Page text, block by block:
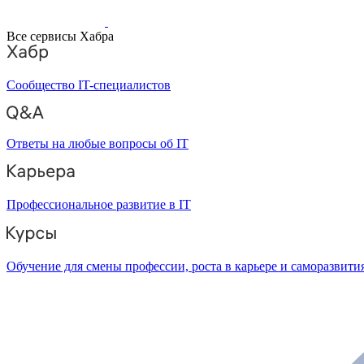
Все сервисы Хабра
Сообщество IT-специалистов
Ответы на любые вопросы об IT
Профессиональное развитие в IT
Обучение для смены профессии, роста в карьере и